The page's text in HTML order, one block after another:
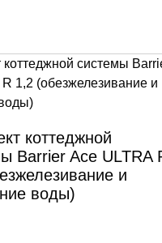
коттеджной
Barrier Ace ULTRA
и
воды)